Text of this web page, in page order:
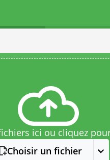
ici ou cliquez
Choisir un fichier